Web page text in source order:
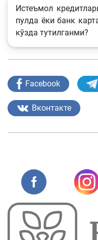
Истеъмол
пулда ёки банк
кўзда тутилганми?
Facebook
Вконтакте